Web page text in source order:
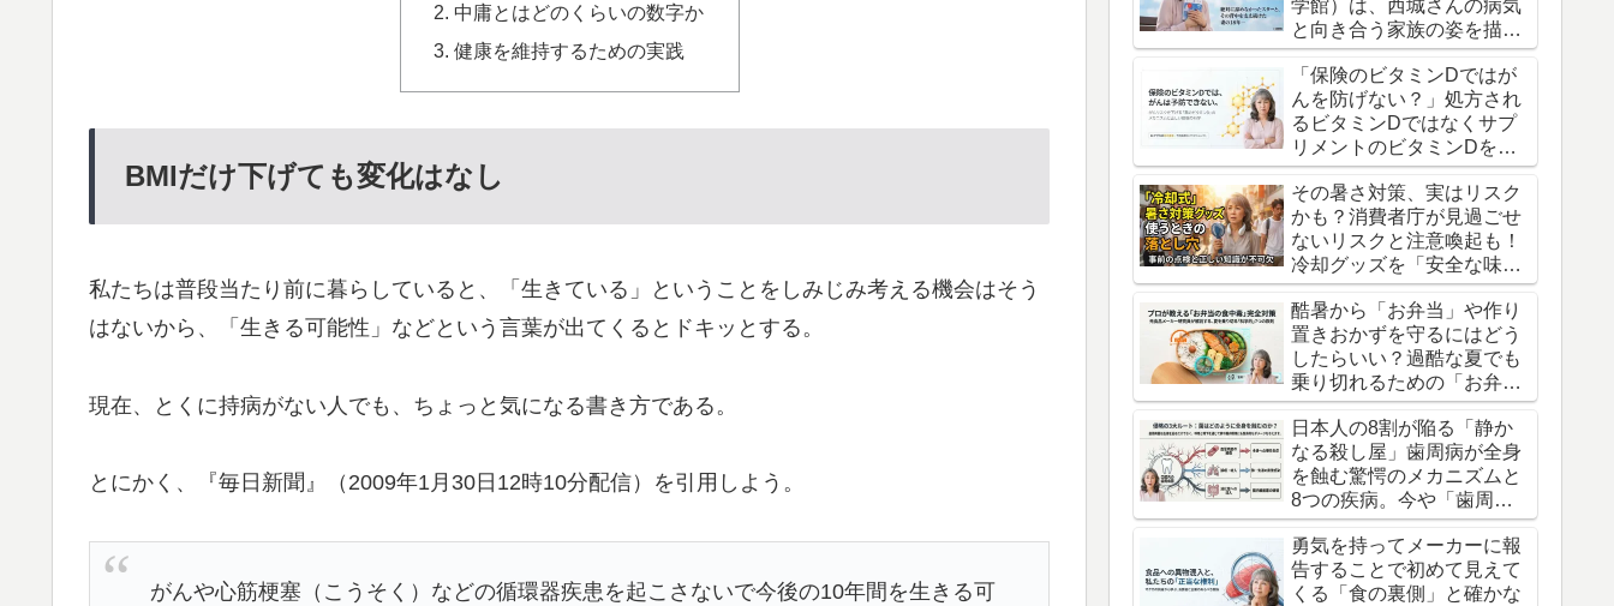
中庸とはどのくらいの数字か
健康を維持するための実践
BMIだけ下げても変化はなし
私たちは普段当たり前に暮らしていると、「生きている」ということをしみじみ考える機会はそう
はないから、「生きる可能性」などという言葉が出てくるとドキッとする。
現在、とくに持病がない人でも、ちょっと気になる書き方である。
とにかく、『毎日新聞』（2009年1月30日12時10分配信）を引用しよう。
がんや心筋梗塞（こうそく）などの循環器疾患を起こさないで今後の10年間を生きる可
学館）は、西城さんの病気
と向き合う家族の姿を描い
た、渾身の記録です。
「保険のビタミンDではが
んを防げない？」処方され
るビタミンDではなくサプ
リメントのビタミンDを摂
るべきという衝撃の真実
その暑さ対策、実はリスク
かも？消費者庁が見過ごせ
ないリスクと注意喚起も！
冷却グッズを「安全な味
方」にするための意外な盲
点
酷暑から「お弁当」や作り
置きおかずを守るにはどう
したらいい？過酷な夏でも
乗り切れるための「お弁当
の防衛術」3つの知恵
日本人の8割が陥る「静か
なる殺し屋」歯周病が全身
を蝕む驚愕のメカニズムと
8つの疾病。今や「歯周病
は万病のもと」とすら言わ
れている。
勇気を持ってメーカーに報
告することで初めて見えて
くる「食の裏側」と確かな